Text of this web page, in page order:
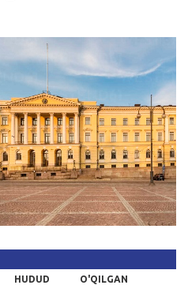
HUDUD
O'QILGAN